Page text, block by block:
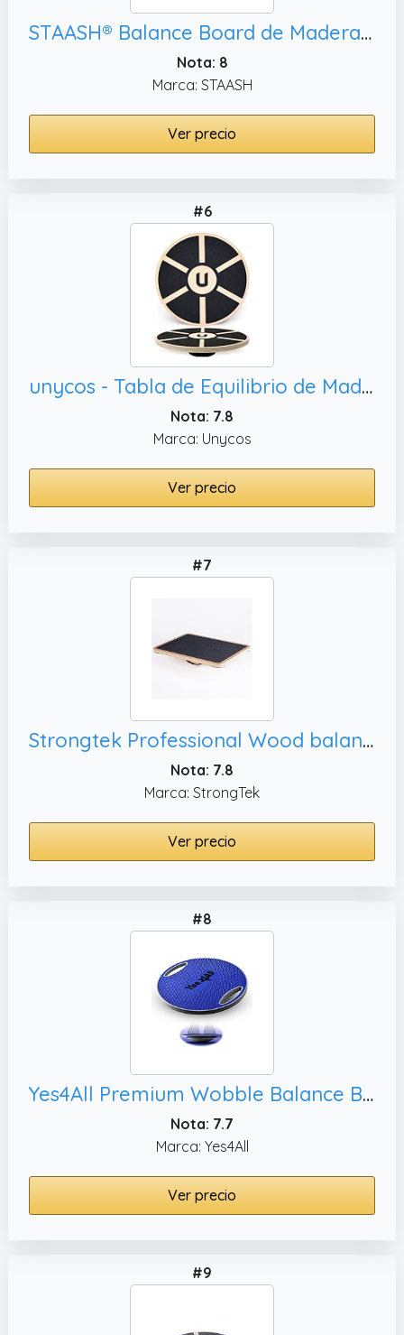
STAASH® Balance Board de Madera – Kit Completo o Starter – Tabla de Equilibrio con Rodillo y Accesorios – Surf, Rehabilitación – Adultos y Niños (Verde Full kit)
Nota: 8
Marca: STAASH
Ver precio
#6
unycos - Tabla de Equilibrio de Madera Antideslizante Ø39, Estabilidad y Rehabilitación
Nota: 7.8
Marca: Unycos
Ver precio
#7
Strongtek Professional Wood balance board, soporte para rotación de 360 °
Nota: 7.8
Marca: StrongTek
Ver precio
#8
Yes4All Premium Wobble Balance Board/Core Balance Board -Tablero de Equilibrio Redondo de 16.34 Pulgadas para Escritorio de pie, Entrenamiento de Gimnasio en casa (Azul Cobalto)
Nota: 7.7
Marca: Yes4All
Ver precio
#9